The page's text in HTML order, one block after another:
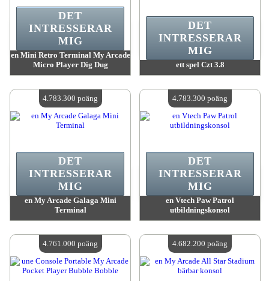
en Mini Retro Terminal My Arcade
Micro Player Dig Dug
Antal tillgängliga:4
DET
INTRESSERAR
MIG
ett spel Czt 3.8
Antal tillgängliga:4
DET
INTRESSERAR
MIG
en My Arcade Galaga Mini
Terminal
Antal tillgängliga:4
DET
INTRESSERAR
MIG
4.783.300 poäng
en Vtech Paw Patrol
utbildningskonsol
Antal tillgängliga:4
DET
INTRESSERAR
MIG
4.783.300 poäng
4.761.000 poäng 4.682.200 poäng